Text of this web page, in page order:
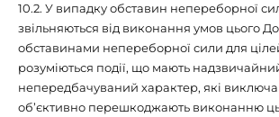
10.2. У випадку обставин непереборної
звільняються від виконання умов цього
обставинами непереборної сили для
розуміються події, що мають
непередбачуваний характер, які
об’єктивно перешкоджають виконанню